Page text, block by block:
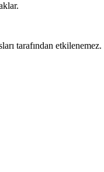
tarafından etkilenemez.